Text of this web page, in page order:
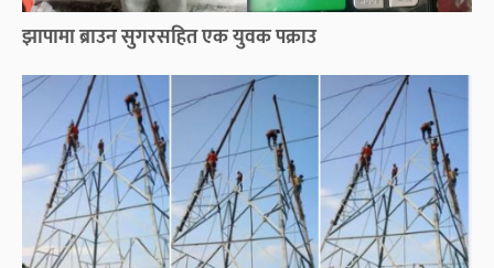
झापामा ब्राउन सुगरसहित एक युवक पक्राउ